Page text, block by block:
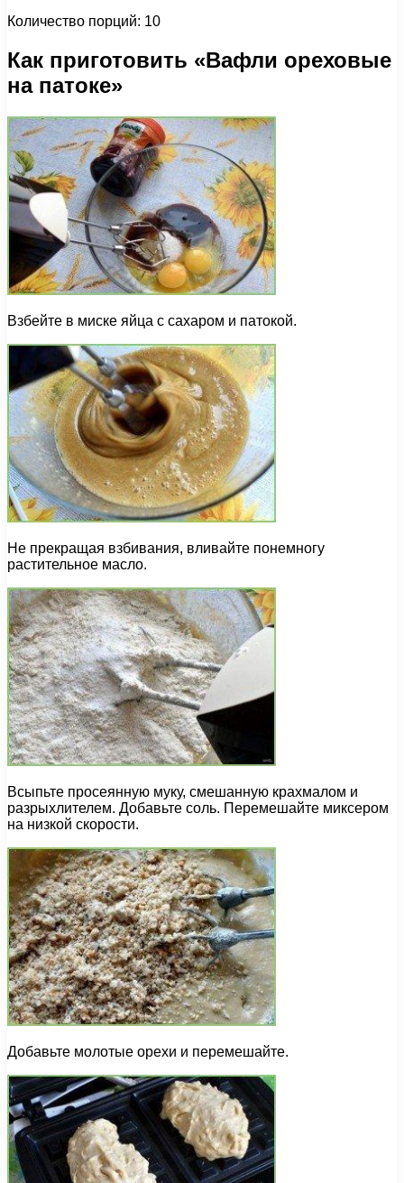
Количество порций: 10
Как приготовить «Вафли ореховые
на патоке»
Взбейте в миске яйца с сахаром и патокой.
Не прекращая взбивания, вливайте понемногу
растительное масло.
Всыпьте просеянную муку, смешанную крахмалом и
разрыхлителем. Добавьте соль. Перемешайте миксером
на низкой скорости.
Добавьте молотые орехи и перемешайте.